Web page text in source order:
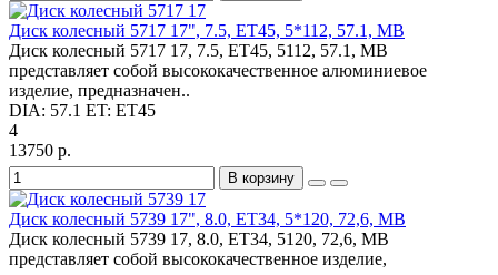
Диск колесный 5717 17", 7.5, ET45, 5*112, 57.1, MB
Диск колесный 5717 17, 7.5, ET45, 5112, 57.1, MB
представляет собой высококачественное алюминиевое
изделие, предназначен..
DIA: 57.1 ET: ET45
4
13750 р.
В корзину
Диск колесный 5739 17", 8.0, ET34, 5*120, 72,6, MB
Диск колесный 5739 17, 8.0, ET34, 5120, 72,6, MB
представляет собой высококачественное изделие,